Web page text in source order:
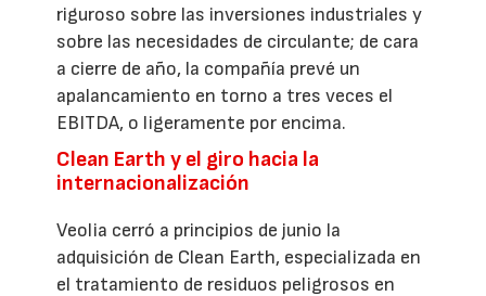
riguroso sobre las inversiones industriales y
sobre las necesidades de circulante; de cara
a cierre de año, la compañía prevé un
apalancamiento en torno a tres veces el
EBITDA, o ligeramente por encima.
Clean Earth y el giro hacia la
internacionalización
Veolia cerró a principios de junio la
adquisición de Clean Earth, especializada en
el tratamiento de residuos peligrosos en